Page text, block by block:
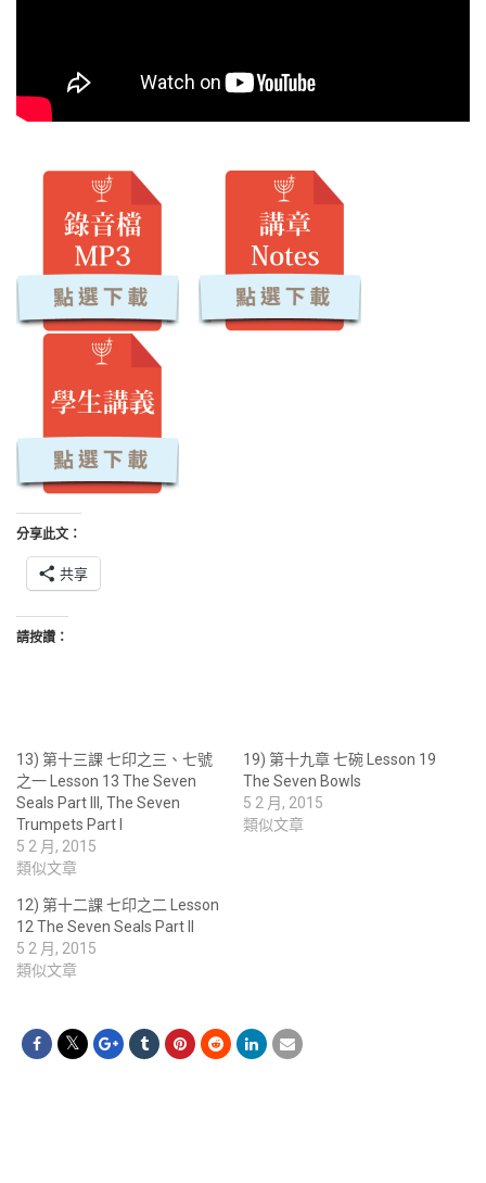
分享此文：
共享
請按讚：
13) 第十三課 七印之三、七號
之一 Lesson 13 The Seven
Seals Part III, The Seven
Trumpets Part I
5 2 月, 2015
類似文章
19) 第十九章 七碗 Lesson 19
The Seven Bowls
5 2 月, 2015
類似文章
12) 第十二課 七印之二 Lesson
12 The Seven Seals Part II
5 2 月, 2015
類似文章